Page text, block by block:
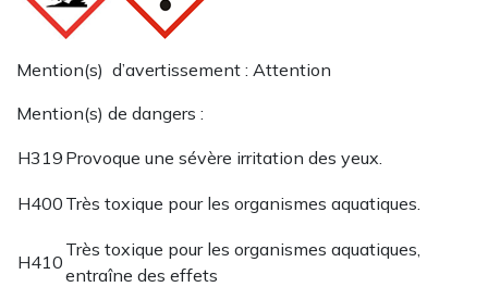
Mention(s) d’avertissement : Attention
Mention(s) de dangers :
H319 Provoque une sévère irritation des yeux.
H400 Très toxique pour les organismes aquatiques.
H410
Très toxique pour les organismes aquatiques,
entraîne des effets